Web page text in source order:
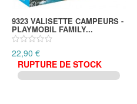
9323 VALISETTE CAMPEURS -
PLAYMOBIL FAMILY...
22,90 €
RUPTURE DE STOCK